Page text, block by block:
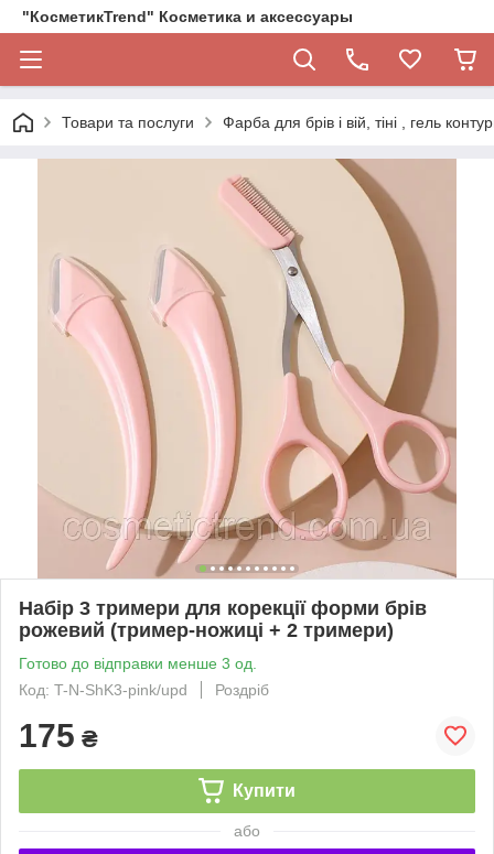
"КосметикTrend" Косметика и аксессуары
Товари та послуги Фарба для брів і вій, тіні , гель
Набір 3 тримери для корекції форми брів
рожевий (тример-ножиці + 2 тримери)
Готово до відправки менше 3 од.
Код: T-N-ShK3-pink/upd
Роздріб
175 ₴
Купити
або